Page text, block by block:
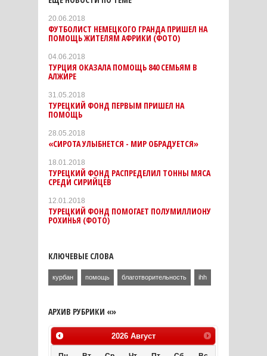
20.06.2018
ФУТБОЛИСТ НЕМЕЦКОГО ГРАНДА ПРИШЕЛ НА
ПОМОЩЬ ЖИТЕЛЯМ АФРИКИ (ФОТО)
04.06.2018
ТУРЦИЯ ОКАЗАЛА ПОМОЩЬ 840 СЕМЬЯМ В
АЛЖИРЕ
31.05.2018
ТУРЕЦКИЙ ФОНД ПЕРВЫМ ПРИШЕЛ НА
ПОМОЩЬ
28.05.2018
«СИРОТА УЛЫБНЕТСЯ - МИР ОБРАДУЕТСЯ»
18.01.2018
ТУРЕЦКИЙ ФОНД РАСПРЕДЕЛИЛ ТОННЫ МЯСА
СРЕДИ СИРИЙЦЕВ
12.01.2018
ТУРЕЦКИЙ ФОНД ПОМОГАЕТ ПОЛУМИЛЛИОНУ
РОХИНЬЯ (ФОТО)
КЛЮЧЕВЫЕ СЛОВА
курбан помощь благотворительность ihh
АРХИВ РУБРИКИ «»
2026 Август